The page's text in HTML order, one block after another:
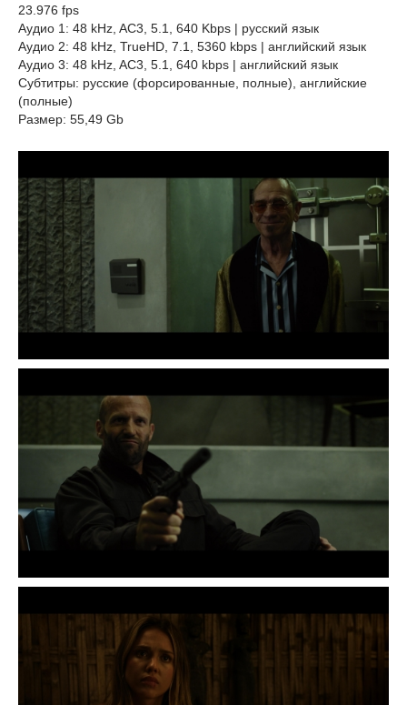
23.976 fps
Аудио 1: 48 kHz, AC3, 5.1, 640 Kbps | русский язык
Аудио 2: 48 kHz, TrueHD, 7.1, 5360 kbps | английский язык
Аудио 3: 48 kHz, AC3, 5.1, 640 kbps | английский язык
Субтитры: русские (форсированные, полные), английские
(полные)
Размер: 55,49 Gb